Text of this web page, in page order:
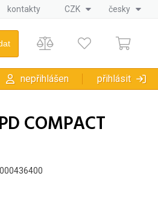
kontakty CZK česky
nepřihlášen přihlásit
COMPACT